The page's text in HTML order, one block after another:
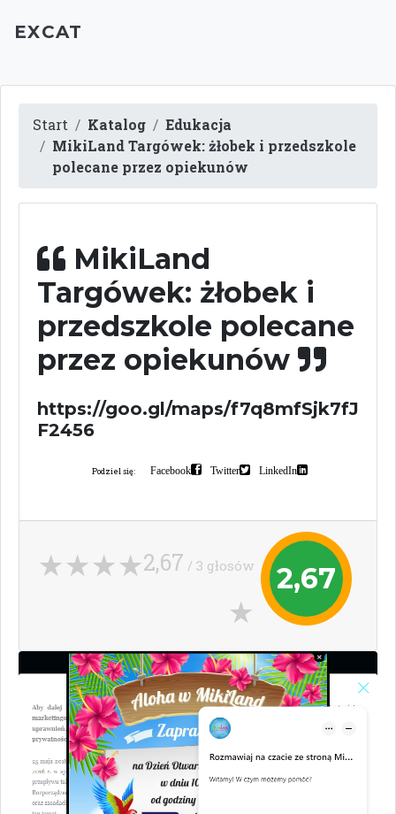
EXCAT
Start Katalog
Edukacja
MikiLand Targówek: żłobek i przedszkole
polecane przez opiekunów
MikiLand
Targówek: żłobek i
przedszkole polecane
przez opiekunów
https://goo.gl/maps/f7q8mfSjk7fJ
F2456
Podziel się: Facebook Twitter LinkedIn
2,67
2,67 / 3 głosów